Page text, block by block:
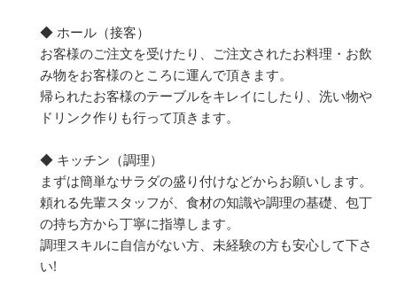
◆ ホール（接客）
お客様のご注文を受けたり、ご注文されたお料理・お飲
み物をお客様のところに運んで頂きます。
帰られたお客様のテーブルをキレイにしたり、洗い物や
ドリンク作りも行って頂きます。
◆ キッチン（調理）
まずは簡単なサラダの盛り付けなどからお願いします。
頼れる先輩スタッフが、食材の知識や調理の基礎、包丁
の持ち方から丁寧に指導します。
調理スキルに自信がない方、未経験の方も安心して下さ
い!